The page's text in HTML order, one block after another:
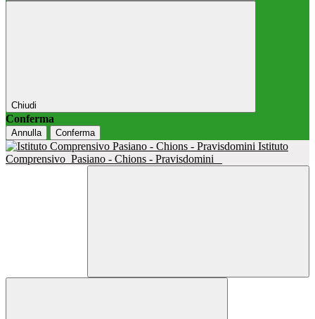
Chiudi
Conferma
Annulla Conferma
Istituto
Comprensivo Pasiano - Chions - Pravisdomini